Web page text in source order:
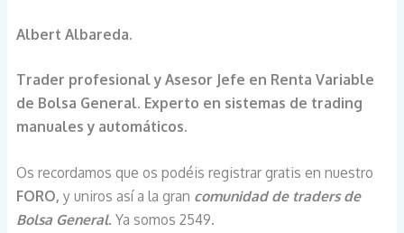
Albert Albareda.
Trader profesional y Asesor Jefe en Renta Variable
de Bolsa General. Experto en sistemas de trading
manuales y automáticos.
Os recordamos que os podéis registrar gratis en nuestro
FORO, y uniros así a la gran comunidad de traders de
Bolsa General. Ya somos 2549.